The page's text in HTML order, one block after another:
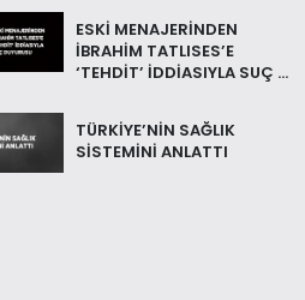
ESKİ MENAJERİNDEN
İBRAHİM TATLISES’E
‘TEHDİT’ İDDİASIYLA SUÇ ...
TÜRKİYE’NİN SAĞLIK
SİSTEMİNİ ANLATTI